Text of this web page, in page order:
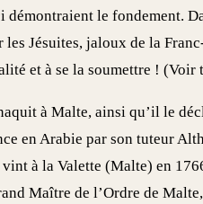
le fondement.
les Jésuites, jaloux de la
et à se la soumettre !
à Malte, ainsi qu’il le
en Arabie par son tuteur
à la Valette (Malte) en
Maître de l’Ordre de